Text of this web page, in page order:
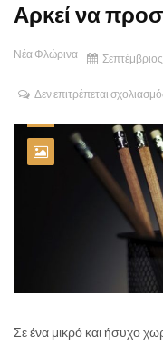
Αρκεί να
Νέα Φλώρινα
Δεν επιτρέπεται
Σε ένα μικρό και ήσυχο